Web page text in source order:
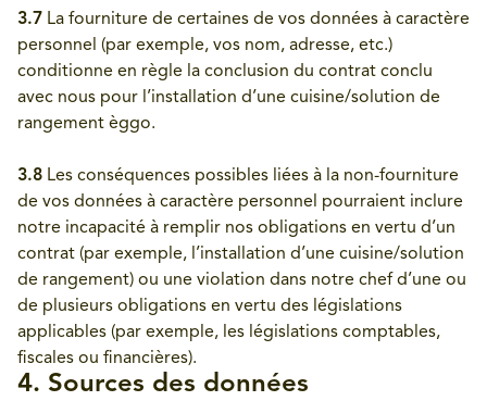
3.7 La fourniture de certaines de vos données à caractère
personnel (par exemple, vos nom, adresse, etc.)
conditionne en règle la conclusion du contrat conclu
avec nous pour l’installation d’une cuisine/solution de
rangement èggo.
3.8 Les conséquences possibles liées à la non-fourniture
de vos données à caractère personnel pourraient inclure
notre incapacité à remplir nos obligations en vertu d’un
contrat (par exemple, l’installation d’une cuisine/solution
de rangement) ou une violation dans notre chef d’une ou
de plusieurs obligations en vertu des législations
applicables (par exemple, les législations comptables,
fiscales ou financières).
4. Sources des données